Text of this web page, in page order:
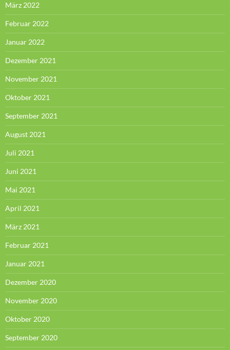
März 2022
Februar 2022
Januar 2022
Dezember 2021
November 2021
Oktober 2021
September 2021
August 2021
Juli 2021
Juni 2021
Mai 2021
April 2021
März 2021
Februar 2021
Januar 2021
Dezember 2020
November 2020
Oktober 2020
September 2020